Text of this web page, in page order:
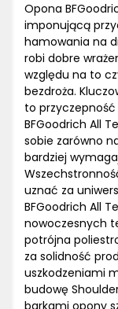
Opona
imponującą
hamowania na
robi dobre
względu na to
bezdroża.
to
BFGoodrich All
sobie zarówno
bardziej
uznać za
BFGoodrich All
nowoczesnych
potrójna
za solidność
uszkodzeniami
budowę
barkami opony